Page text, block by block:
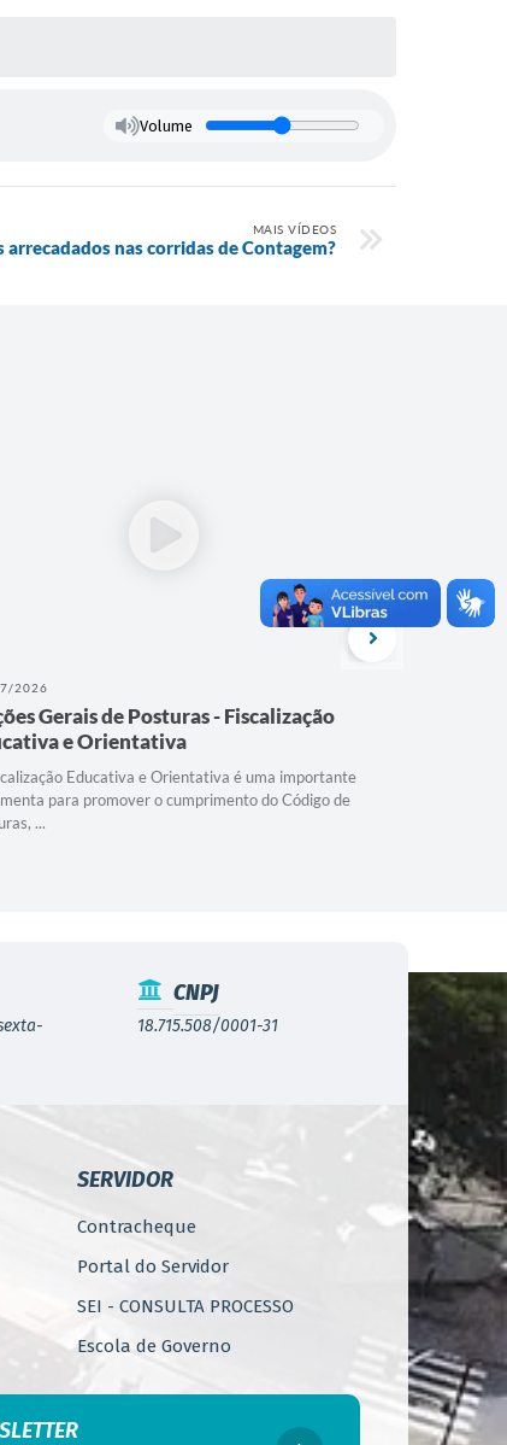
Volume
MAIS VÍDEOS
nas corridas de Contagem?
2026
Gerais de Posturas - Fiscalização
e Orientativa
Educativa e Orientativa é uma importante
para promover o cumprimento do Código de
...
CNPJ
18.715.508/0001-31
SERVIDOR
Contracheque
Portal do Servidor
SEI - CONSULTA PROCESSO
Escola de Governo
Código de Ética do Servidor